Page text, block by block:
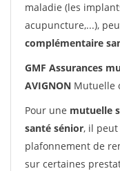
maladie (les
acupuncture,...),
complémentaire
GMF Assurances
AVIGNON Mutuelle
Pour une mutuelle
santé sénior, il
plafonnement de
sur certaines